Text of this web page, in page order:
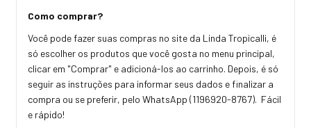
Como comprar?
Você pode fazer suas compras no site da Linda Tropicalli, é
só escolher os produtos que você gosta no menu principal,
clicar em "Comprar" e adicioná-los ao carrinho. Depois, é só
seguir as instruções para informar seus dados e finalizar a
compra ou se preferir, pelo WhatsApp (1196920-8767). Fácil
e rápido!